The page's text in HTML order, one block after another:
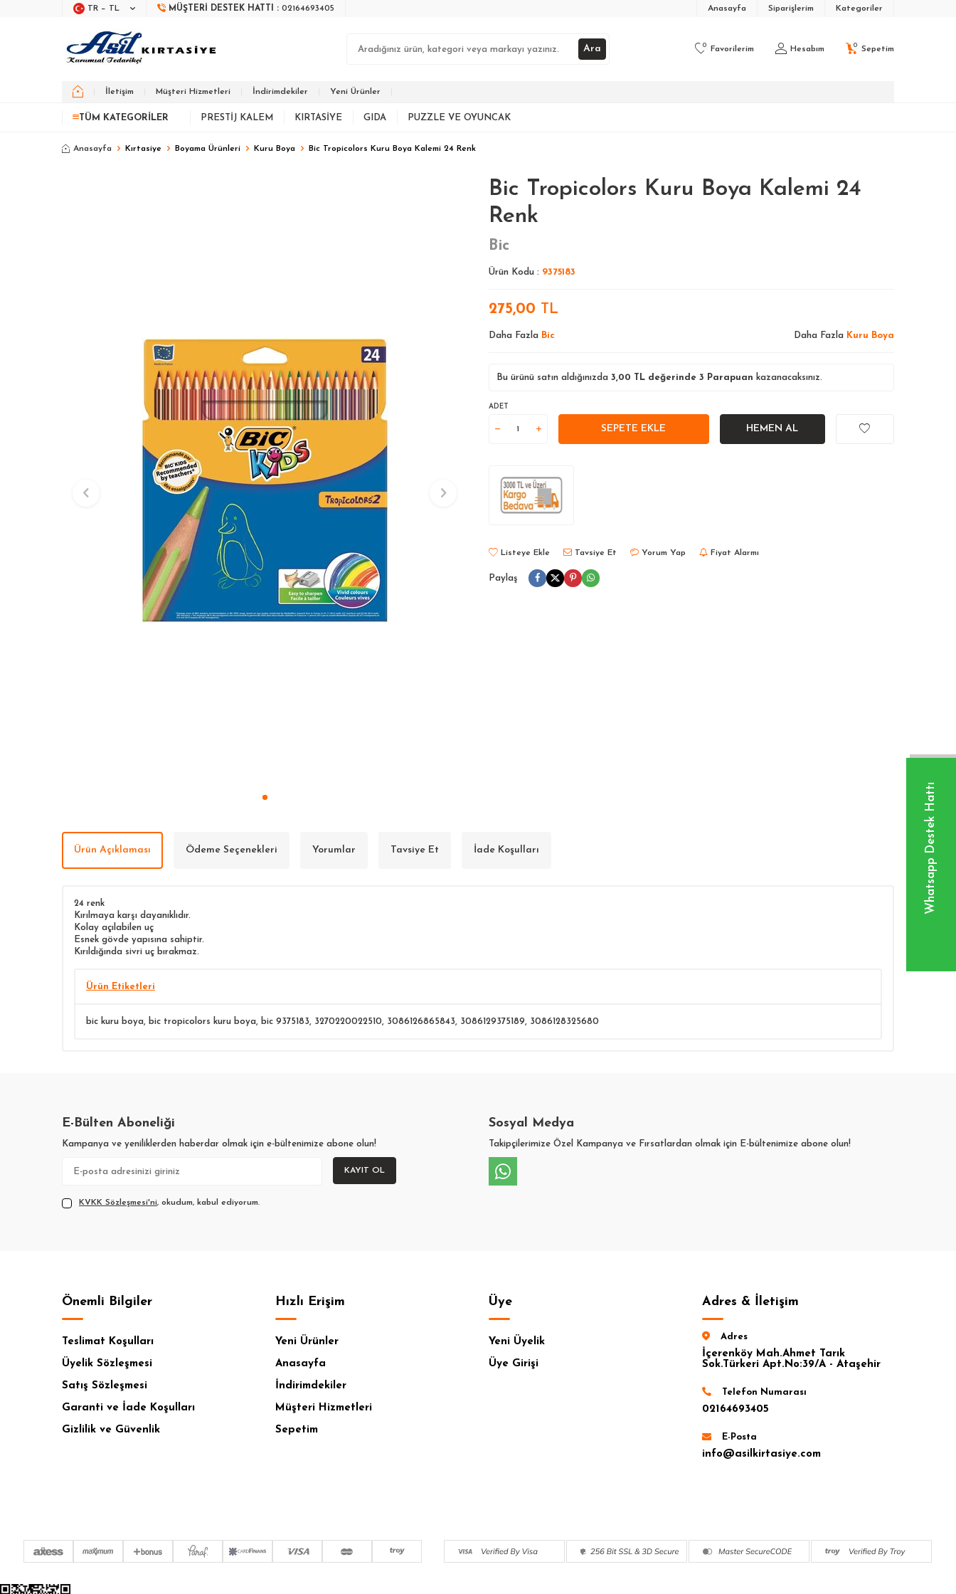
Whatsapp Destek Hattı
TR − TL MÜŞTERI DESTEK HATTI : 02164693405 Anasayfa Siparişlerim Kategoriler
Ara 0 Favorilerim Hesabım 0 Sepetim
İletişim Müşteri Hizmetleri İndirimdekiler Yeni Ürünler
TÜM KATEGORILER PRESTIJ KALEM KIRTASIYE GIDA PUZZLE VE OYUNCAK
Anasayfa Kırtasiye Boyama Ürünleri Kuru Boya Bic Tropicolors Kuru Boya Kalemi 24 Renk
Bic Tropicolors Kuru Boya Kalemi 24
Renk
Bic
Ürün Kodu : 9375183
275,00 TL
Daha Fazla Bic Daha Fazla Kuru Boya
Bu ürünü satın aldığınızda 3,00 TL değerinde 3 Parapuan kazanacaksınız.
ADET
SEPETE EKLE HEMEN AL
Listeye Ekle Tavsiye Et Yorum Yap Fiyat Alarmı
Paylaş
Ürün Açıklaması Ödeme Seçenekleri Yorumlar Tavsiye Et İade Koşulları
24 renk
Kırılmaya karşı dayanıklıdır.
Kolay açılabilen uç
Esnek gövde yapısına sahiptir.
Kırıldığında sivri uç bırakmaz.
Ürün Etiketleri
bic kuru boya, bic tropicolors kuru boya, bic 9375183, 3270220022510, 3086126865843, 3086129375189, 3086128325680
E-Bülten Aboneliği
Kampanya ve yeniliklerden haberdar olmak için e-bültenimize abone olun!
KAYIT OL
KVKK Sözleşmesi'ni, okudum, kabul ediyorum.
Sosyal Medya
Takipçilerimize Özel Kampanya ve Fırsatlardan olmak için E-bültenimize abone olun!
Önemli Bilgiler
Teslimat Koşulları
Üyelik Sözleşmesi
Satış Sözleşmesi
Garanti ve İade Koşulları
Gizlilik ve Güvenlik
Hızlı Erişim
Yeni Ürünler
Anasayfa
İndirimdekiler
Müşteri Hizmetleri
Sepetim
Üye
Yeni Üyelik
Üye Girişi
Adres & İletişim
Adres
İçerenköy Mah.Ahmet Tarık
Sok.Türkeri Apt.No:39/A - Ataşehir
Telefon Numarası
02164693405
E-Posta
info@asilkirtasiye.com